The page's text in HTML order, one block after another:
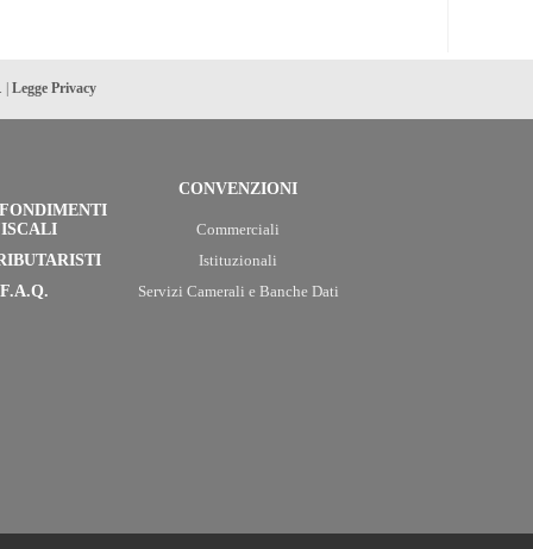
Legge Privacy
F.A.Q.
CONVENZIONI
Commerciali
Istituzionali
Servizi Camerali e Banche Dati